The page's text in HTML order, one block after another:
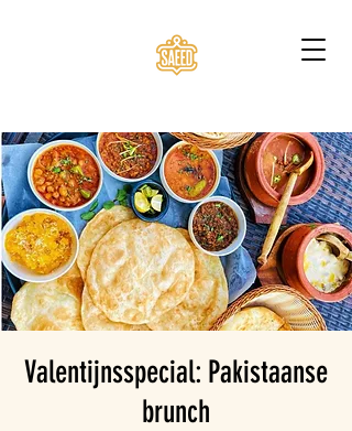
Valentijnsspecial: Pakistaanse
brunch